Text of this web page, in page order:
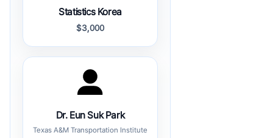
Statistics Korea
$3,000
Dr. Eun Suk Park
Texas A&M Transportation Institute